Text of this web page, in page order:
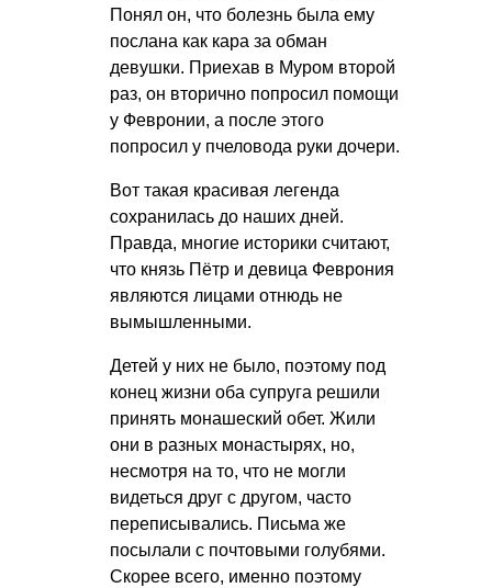
Понял он, что болезнь была ему
послана как кара за обман
девушки. Приехав в Муром второй
раз, он вторично попросил помощи
у Февронии, а после этого
попросил у пчеловода руки дочери.
Вот такая красивая легенда
сохранилась до наших дней.
Правда, многие историки считают,
что князь Пётр и девица Феврония
являются лицами отнюдь не
вымышленными.
Детей у них не было, поэтому под
конец жизни оба супруга решили
принять монашеский обет. Жили
они в разных монастырях, но,
несмотря на то, что не могли
видеться друг с другом, часто
переписывались. Письма же
посылали с почтовыми голубями.
Скорее всего, именно поэтому